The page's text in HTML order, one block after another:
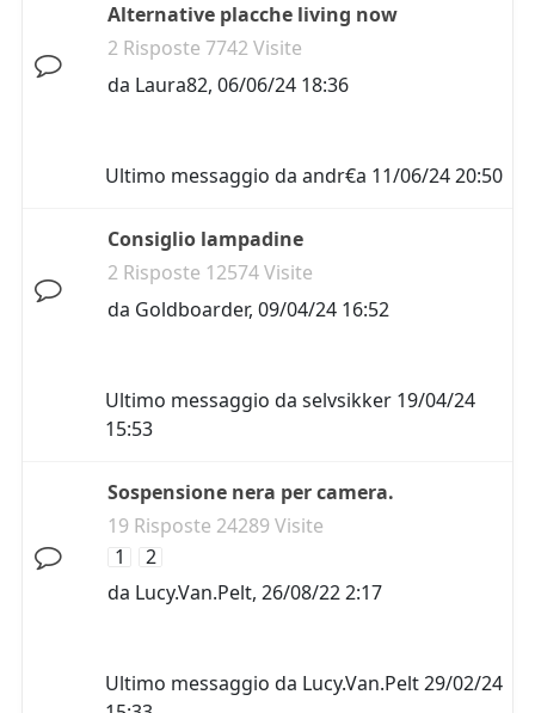
Alternative placche living now
2 Risposte 7742 Visite
da Laura82, 06/06/24 18:36
Ultimo messaggio da andr€a 11/06/24 20:50
Consiglio lampadine
2 Risposte 12574 Visite
da Goldboarder, 09/04/24 16:52
Ultimo messaggio da selvsikker 19/04/24
15:53
Sospensione nera per camera.
19 Risposte 24289 Visite
1
2
da Lucy.Van.Pelt, 26/08/22 2:17
Ultimo messaggio da Lucy.Van.Pelt29/02/24